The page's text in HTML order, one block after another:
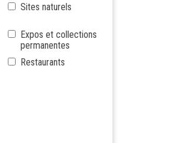
Sites naturels
Expos et collections
permanentes
Restaurants